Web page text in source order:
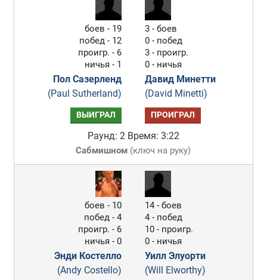
боев - 19
побед - 12
проигр. - 6
ничья - 1
Пол Сазерленд
(Paul Sutherland)
3 - боев
0 - побед
3 - проигр.
0 - ничья
Давид Минетти
(David Minetti)
ВЫИГРАЛ ПРОИГРАЛ
Раунд: 2 Время: 3:22
Сабмишном (ключ на руку)
боев - 10
побед - 4
проигр. - 6
ничья - 0
Энди Костелло
(Andy Costello)
14 - боев
4 - побед
10 - проигр.
0 - ничья
Уилл Элуорти
(Will Elworthy)